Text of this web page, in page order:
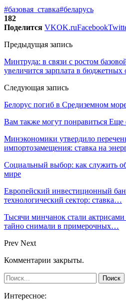
#базовая_ставка#беларусь
182
Поделится VKOK.ruFacebook
Предыдущая запись
Минтруда: в связи с ростом
увеличится зарплата в бюджетных
Следующая запись
Белорус погиб в Средиземном
Вам также могут понравиться Еще
Минэкономики утвердило
импортозамещения: ставка на
Социальный выбор: как служить
мире
Европейский инвестиционный
технологический сектор: ставка…
Тысячи минчанок стали
тайно снимали в примерочных…
Prev Next
Комментарии закрыты.
Интересное: